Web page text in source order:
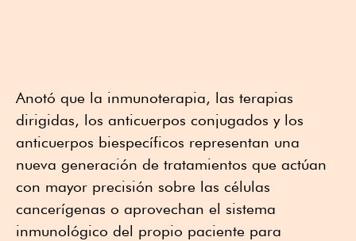
Anotó que la inmunoterapia, las terapias
dirigidas, los anticuerpos conjugados y los
anticuerpos biespecíficos representan una
nueva generación de tratamientos que actúan
con mayor precisión sobre las células
cancerígenas o aprovechan el sistema
inmunológico del propio paciente para